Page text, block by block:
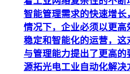
智能管理需求的快速增
情况下，企业必须以更高
稳定和智能化的运营，
与管理能力提出了更高的
源拓光电工业自动化解决